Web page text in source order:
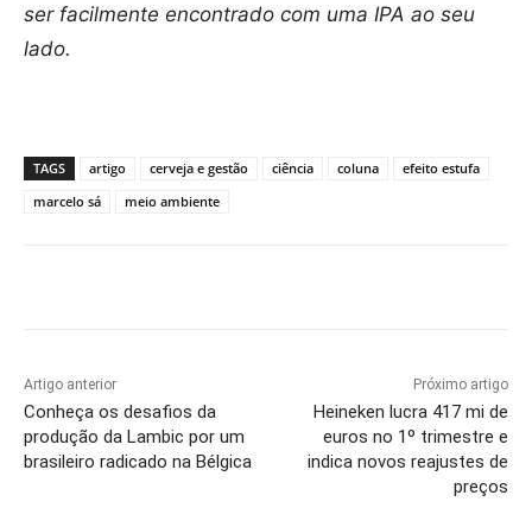
ser facilmente encontrado com uma IPA ao seu
lado.
TAGS artigo cerveja e gestão ciência coluna
efeito estufa
marcelo sá
meio ambiente
Artigo anterior
Conheça os desafios da
produção da Lambic por um
brasileiro radicado na Bélgica
Próximo artigo
Heineken lucra 417 mi de
euros no 1º trimestre e
indica novos reajustes de
preços